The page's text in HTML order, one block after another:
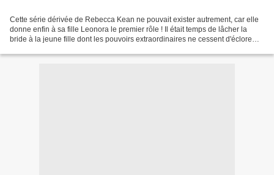
Cette série dérivée de Rebecca Kean ne pouvait exister autrement, car elle
donne enfin à sa fille Leonora le premier rôle ! Il était temps de lâcher la
bride à la jeune fille dont les pouvoirs extraordinaires ne cessent d'éclore